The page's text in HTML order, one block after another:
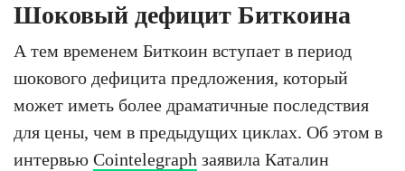
Шоковый дефицит Биткоина
А тем временем Биткоин вступает в период
шокового дефицита предложения, который
может иметь более драматичные последствия
для цены, чем в предыдущих циклах. Об этом в
интервью Cointelegraph заявила Каталин